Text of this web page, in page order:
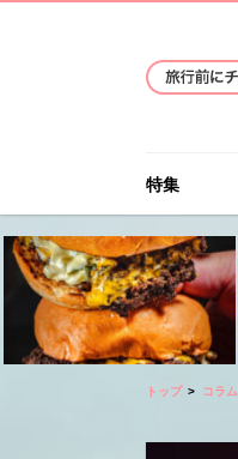
特集
トップ コラム